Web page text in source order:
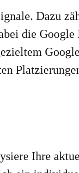
Dazu
die Google
Ihre